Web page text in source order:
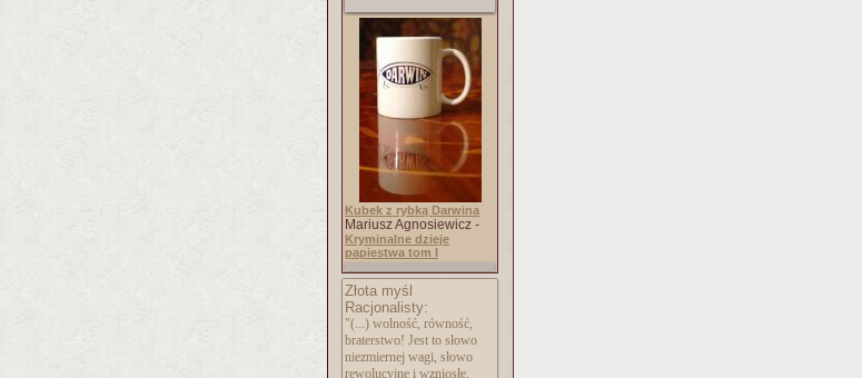
Kubek z rybką Darwina
Mariusz Agnosiewicz -
Kryminalne dzieje
papiestwa tom I
Złota myśl
Racjonalisty:
"(...) wolność, równość,
braterstwo! Jest to słowo
niezmiernej wagi, słowo
rewolucyjne i wzniosłe,